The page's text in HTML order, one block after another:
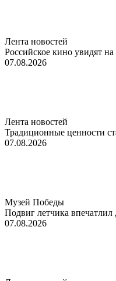
Лента новостей
Российское кино увидят
07.08.2026
Лента новостей
Традиционные ценности
07.08.2026
Музей Победы
Подвиг летчика впечатлил
07.08.2026